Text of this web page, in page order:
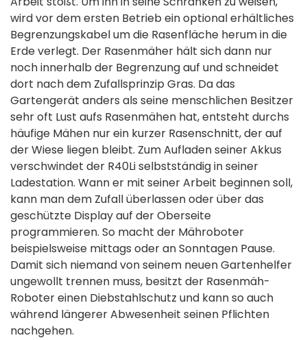
wird vor dem ersten Betrieb ein optional erhältliches
Begrenzungskabel um die Rasenfläche herum in die
Erde verlegt. Der Rasenmäher hält sich dann nur
noch innerhalb der Begrenzung auf und schneidet
dort nach dem Zufallsprinzip Gras. Da das
Gartengerät anders als seine menschlichen Besitzer
sehr oft Lust aufs Rasenmähen hat, entsteht durchs
häufige Mähen nur ein kurzer Rasenschnitt, der auf
der Wiese liegen bleibt. Zum Aufladen seiner Akkus
verschwindet der R40Li selbstständig in seiner
Ladestation. Wann er mit seiner Arbeit beginnen soll,
kann man dem Zufall überlassen oder über das
geschützte Display auf der Oberseite
programmieren. So macht der Mähroboter
beispielsweise mittags oder an Sonntagen Pause.
Damit sich niemand von seinem neuen Gartenhelfer
ungewollt trennen muss, besitzt der Rasenmäh-
Roboter einen Diebstahlschutz und kann so auch
während längerer Abwesenheit seinen Pflichten
nachgehen.